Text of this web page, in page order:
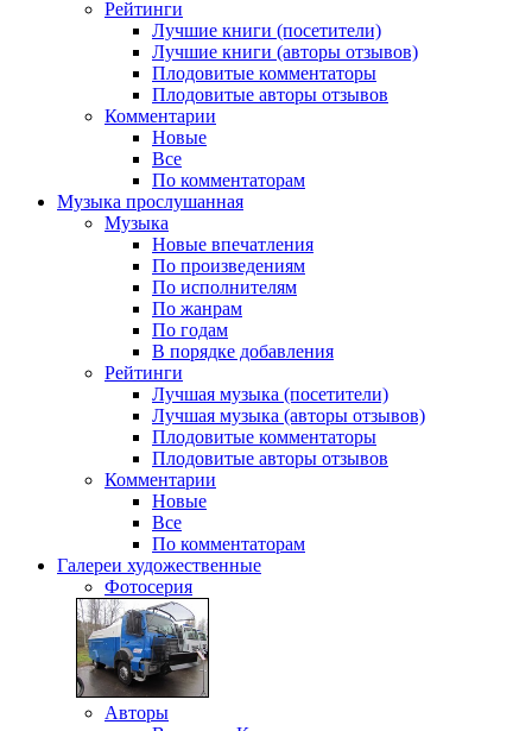
Рейтинги
Лучшие книги (посетители)
Лучшие книги (авторы отзывов)
Плодовитые комментаторы
Плодовитые авторы отзывов
Комментарии
Новые
Все
По комментаторам
Музыка прослушанная
Музыка
Новые впечатления
По произведениям
По исполнителям
По жанрам
По годам
В порядке добавления
Рейтинги
Лучшая музыка (посетители)
Лучшая музыка (авторы отзывов)
Плодовитые комментаторы
Плодовитые авторы отзывов
Комментарии
Новые
Все
По комментаторам
Галереи художественные
Фотосерия
Авторы